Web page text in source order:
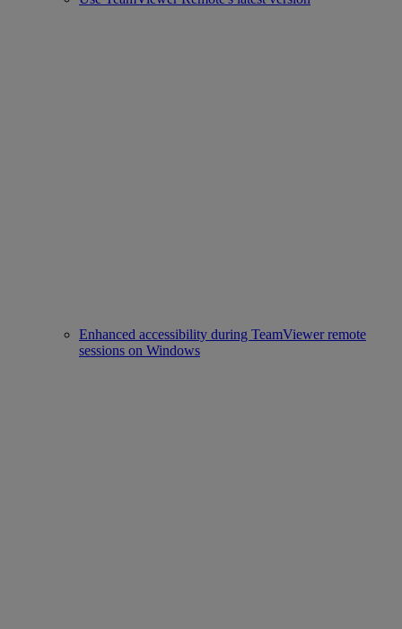
Enhanced accessibility during TeamViewer remote
sessions on Windows